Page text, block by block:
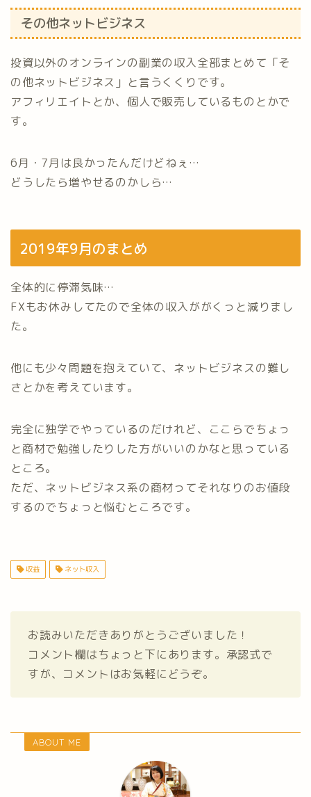
その他ネットビジネス
投資以外のオンラインの副業の収入全部まとめて「そ
の他ネットビジネス」と言うくくりです。
アフィリエイトとか、個人で販売しているものとかで
す。
6月・7月は良かったんだけどねぇ…
どうしたら増やせるのかしら…
2019年9月のまとめ
全体的に停滞気味…
FXもお休みしてたので全体の収入ががくっと減りまし
た。
他にも少々問題を抱えていて、ネットビジネスの難し
さとかを考えています。
完全に独学でやっているのだけれど、ここらでちょっ
と商材で勉強したりした方がいいのかなと思っている
ところ。
ただ、ネットビジネス系の商材ってそれなりのお値段
するのでちょっと悩むところです。
収益 ネット収入
お読みいただきありがとうございました！
コメント欄はちょっと下にあります。承認式で
すが、コメントはお気軽にどうぞ。
ABOUT ME